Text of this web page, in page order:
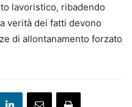
lavoristico, ribadendo
verità dei fatti devono
di allontanamento forzato